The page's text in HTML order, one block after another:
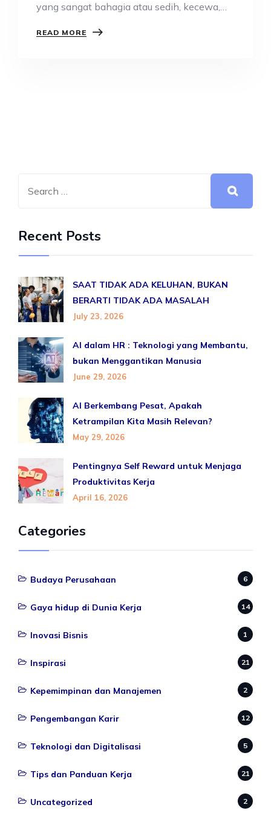
yang sangat bahagia atau sedih, kecewa,
READ MORE
Recent Posts
SAAT TIDAK ADA KELUHAN, BUKAN
BERARTI TIDAK ADA MASALAH
July 23, 2026
AI dalam HR : Teknologi yang Membantu,
bukan Menggantikan Manusia
June 29, 2026
AI Berkembang Pesat, Apakah
Ketrampilan Kita Masih Relevan?
May 29, 2026
Pentingnya Self Reward untuk Menjaga
Produktivitas Kerja
April 16, 2026
Categories
Budaya Perusahaan 6
Gaya hidup di Dunia Kerja 14
Inovasi Bisnis 1
Inspirasi 21
Kepemimpinan dan Manajemen 2
Pengembangan Karir 12
Teknologi dan Digitalisasi 5
Tips dan Panduan Kerja 21
Uncategorized 2